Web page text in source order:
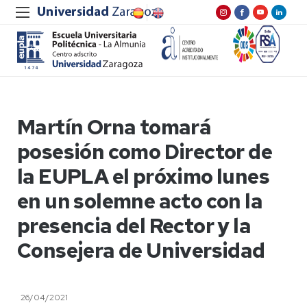
Martín Orna tomará
posesión como Director de
la EUPLA el próximo lunes
en un solemne acto con la
presencia del Rector y la
Consejera de Universidad
26/04/2021